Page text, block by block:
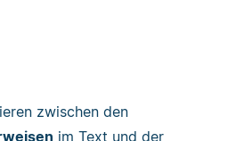
zwischen den
im Text und der